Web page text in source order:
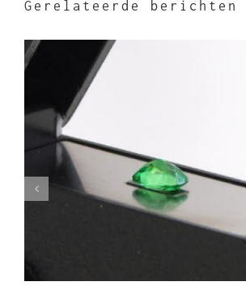
Gerelateerde berichten